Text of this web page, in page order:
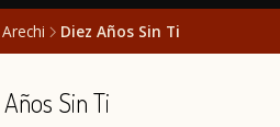
Arechi Diez Años Sin Ti
Sin Ti